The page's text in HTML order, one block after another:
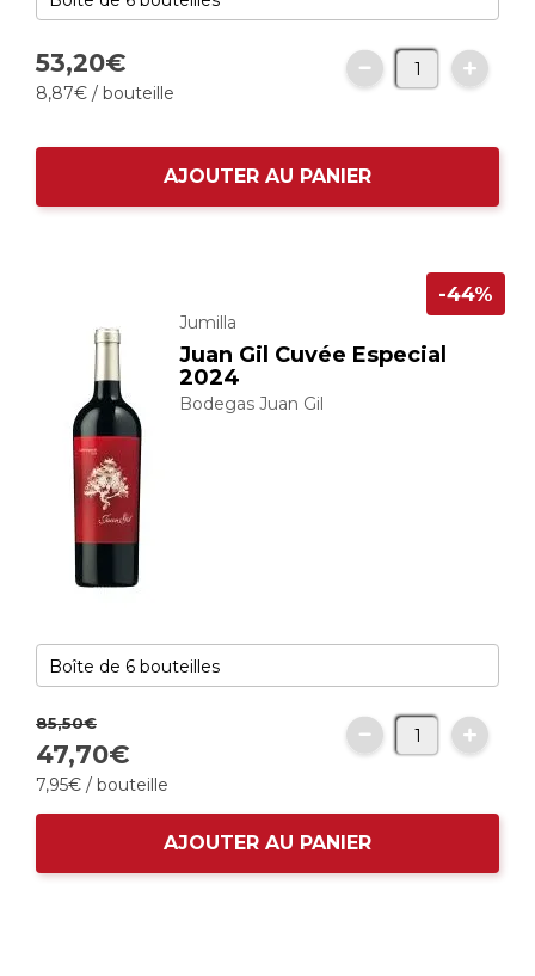
53,20€
8,87€ / bouteille
AJOUTER AU PANIER
Jumilla
Juan Gil Cuvée Especial
2024
Bodegas Juan Gil
-44%
85,50€
47,70€
7,95€ / bouteille
AJOUTER AU PANIER